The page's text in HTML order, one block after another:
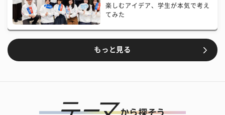
楽しむアイデア、学生が本気で考え
てみた
もっと見る